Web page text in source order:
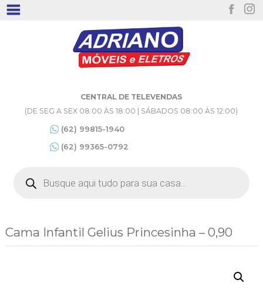
CENTRAL DE TELEVENDAS
(DE SEG A SEX 08:00 ÀS 18:00 | SÁBADOS 08:00 ÀS 12:00)
(62) 99815-1940
(62) 99365-0792
produtos
Cama Infantil Gelius Princesinha – 0,90